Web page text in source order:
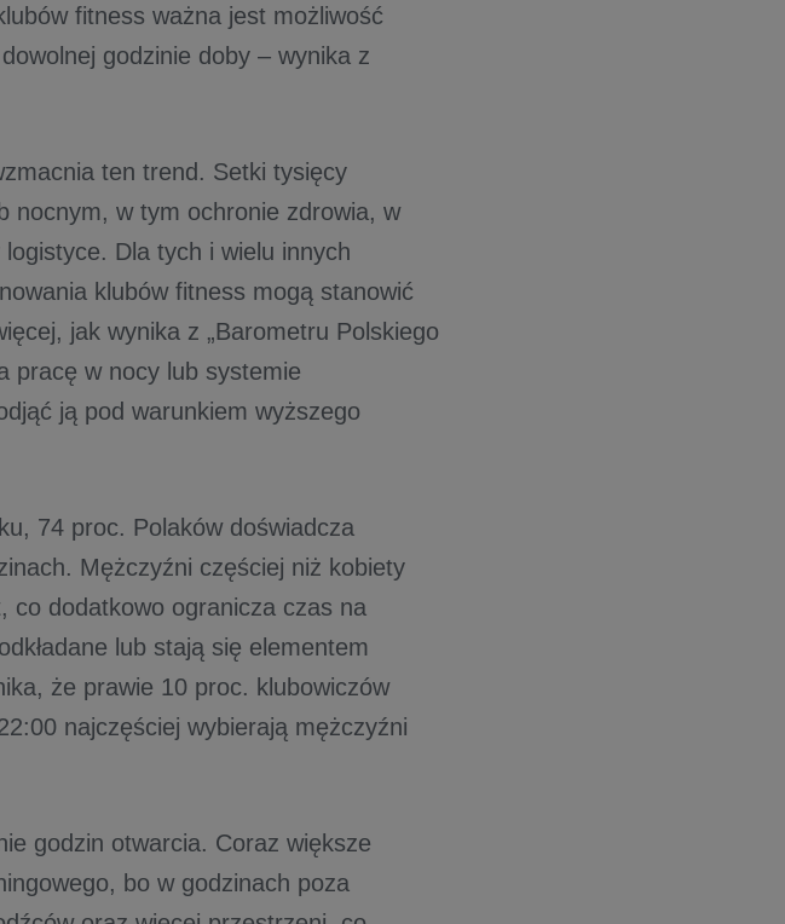
fitness ważna jest możliwość
godzinie doby – wynika z
ten trend. Setki tysięcy
nocnym, w tym ochronie zdrowia, w
Dla tych i wielu innych
klubów fitness mogą stanowić
jak wynika z „Barometru Polskiego
pracę w nocy lub systemie
ją pod warunkiem wyższego
74 proc. Polaków doświadcza
Mężczyźni częściej niż kobiety
co dodatkowo ogranicza czas na
lub stają się elementem
że prawie 10 proc. klubowiczów
najczęściej wybierają mężczyźni
godzin otwarcia. Coraz większe
bo w godzinach poza